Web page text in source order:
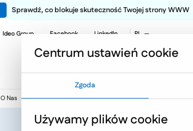
Sprawdź, co blokuje skuteczność Twojej strony WWW
Ideo Group Facebook LinkedIn
PL
EN
NO
O Nas Nasze publikacje
Centrum ustawień cookie
Zgoda
Używamy plików cookie